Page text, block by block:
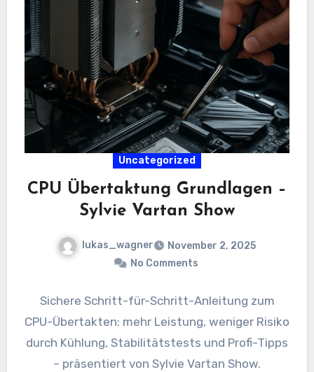
Uncategorized
CPU Übertaktung Grundlagen –
Sylvie Vartan Show
lukas_wagner
November 2, 2025
No Comments
Sichere Schritt-für-Schritt-Anleitung zum
CPU-Übertakten: mehr Leistung, weniger Risiko
durch Kühlung, Stabilitätstests und Profi-Tipps
– präsentiert von Sylvie Vartan Show.